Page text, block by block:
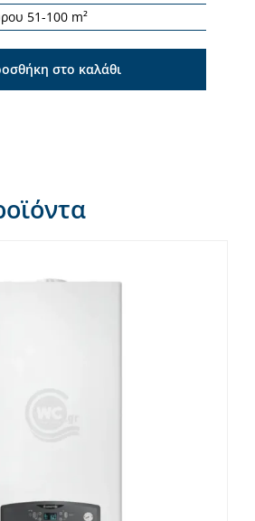
51-100 m²
στο καλάθι